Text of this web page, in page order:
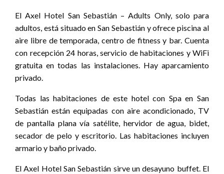
El Axel Hotel San Sebastián – Adults Only, solo para
adultos, está situado en San Sebastián y ofrece piscina al
aire libre de temporada, centro de fitness y bar. Cuenta
con recepción 24 horas, servicio de habitaciones y WiFi
gratuita en todas las instalaciones. Hay aparcamiento
privado.
Todas las habitaciones de este hotel con Spa en San
Sebastián están equipadas con aire acondicionado, TV
de pantalla plana vía satélite, hervidor de agua, bidet,
secador de pelo y escritorio. Las habitaciones incluyen
armario y baño privado.
El Axel Hotel San Sebastián sirve un desayuno buffet. El